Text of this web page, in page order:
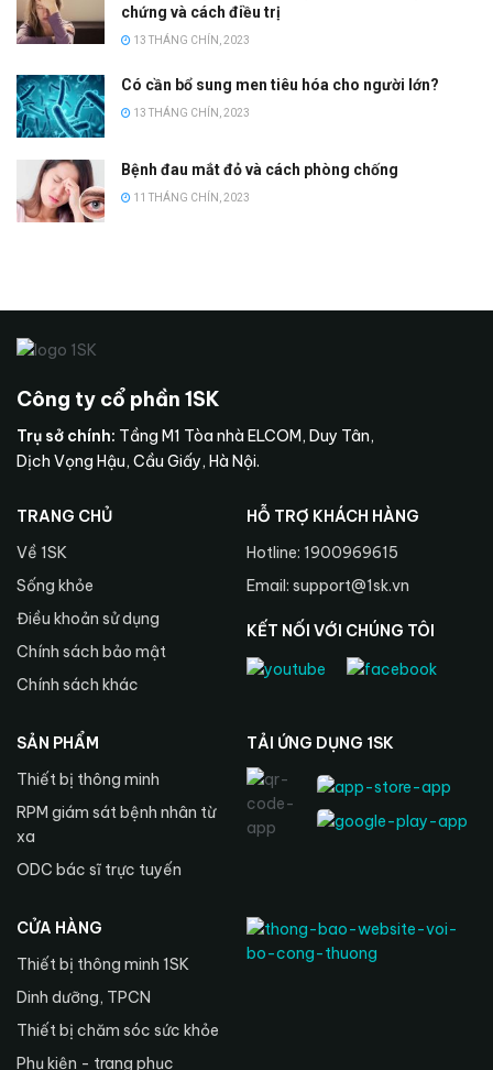
chứng và cách điều trị
13 THÁNG CHÍN, 2023
Có cần bổ sung men tiêu hóa cho người lớn?
13 THÁNG CHÍN, 2023
Bệnh đau mắt đỏ và cách phòng chống
11 THÁNG CHÍN, 2023
Công ty cổ phần 1SK
Trụ sở chính: Tầng M1 Tòa nhà ELCOM, Duy Tân,
Dịch Vọng Hậu, Cầu Giấy, Hà Nội.
TRANG CHỦ
Về 1SK
Sống khỏe
Điều khoản sử dụng
Chính sách bảo mật
Chính sách khác
HỖ TRỢ KHÁCH HÀNG
Hotline: 1900969615
Email: support@1sk.vn
KẾT NỐI VỚI CHÚNG TÔI
SẢN PHẨM
Thiết bị thông minh
RPM giám sát bệnh nhân từ
xa
ODC bác sĩ trực tuyến
TẢI ỨNG DỤNG 1SK
CỬA HÀNG
Thiết bị thông minh 1SK
Dinh dưỡng, TPCN
Thiết bị chăm sóc sức khỏe
Phụ kiện - trang phục